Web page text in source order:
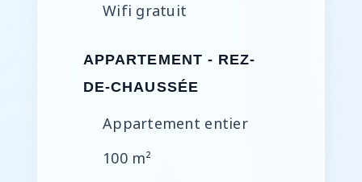
Wifi gratuit
APPARTEMENT - REZ-
DE-CHAUSSÉE
Appartement entier
100 m²